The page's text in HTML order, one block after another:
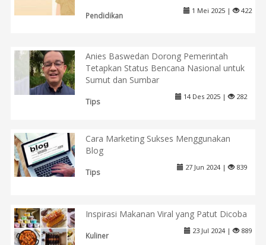
Pendidikan
1 Mei 2025 | 422
Anies Baswedan Dorong Pemerintah
Tetapkan Status Bencana Nasional untuk
Sumut dan Sumbar
Tips
14 Des 2025 | 282
Cara Marketing Sukses Menggunakan
Blog
Tips
27 Jun 2024 | 839
Inspirasi Makanan Viral yang Patut Dicoba
Kuliner
23 Jul 2024 | 889